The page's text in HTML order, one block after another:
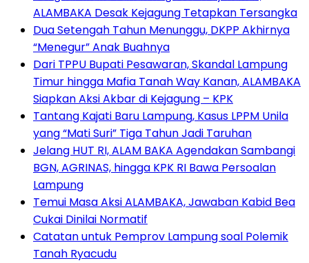
ALAMBAKA Desak Kejagung Tetapkan Tersangka
Dua Setengah Tahun Menunggu, DKPP Akhirnya
“Menegur” Anak Buahnya
Dari TPPU Bupati Pesawaran, Skandal Lampung
Timur hingga Mafia Tanah Way Kanan, ALAMBAKA
Siapkan Aksi Akbar di Kejagung – KPK
Tantang Kajati Baru Lampung, Kasus LPPM Unila
yang “Mati Suri” Tiga Tahun Jadi Taruhan
Jelang HUT RI, ALAM BAKA Agendakan Sambangi
BGN, AGRINAS, hingga KPK RI Bawa Persoalan
Lampung
Temui Masa Aksi ALAMBAKA, Jawaban Kabid Bea
Cukai Dinilai Normatif
Catatan untuk Pemprov Lampung soal Polemik
Tanah Ryacudu